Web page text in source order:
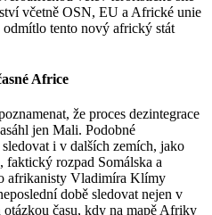
včetně OSN, EU a Africké unie
tento nový africký stát
Africe
že proces dezintegrace
jen Mali. Podobné
i v dalších zemích, jako
rozpad Somálska a
afrikanisty Vladimíra Klímy
době sledovat nejen v
času, kdy na mapě Afriky